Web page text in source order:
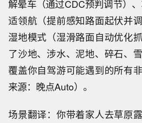
解晕车（通过CDC预判调节）
适领航（提前感知路面起伏并
湿地模式（湿滑路面自动优化
了沙地、涉水、泥地、碎石、
覆盖你自驾游可能遇到的所有
来源：晚点Auto）。
场景翻译：你带着家人去草原